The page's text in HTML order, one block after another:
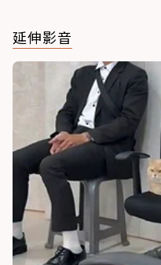
延伸影音